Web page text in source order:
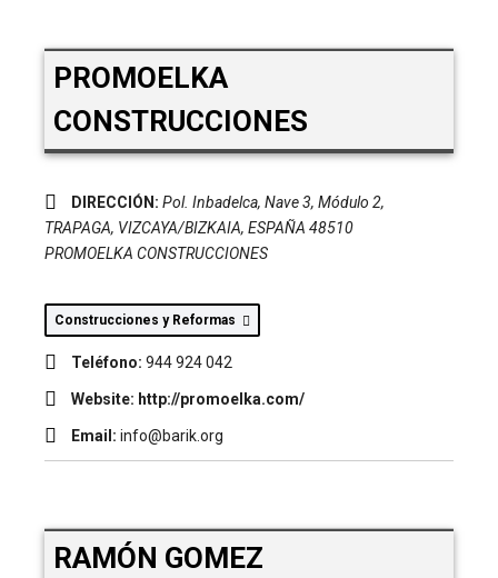
PROMOELKA
CONSTRUCCIONES
DIRECCIÓN: Pol. Inbadelca, Nave 3, Módulo 2,
TRAPAGA, VIZCAYA/BIZKAIA, ESPAÑA 48510
PROMOELKA CONSTRUCCIONES
Construcciones y Reformas
Teléfono: 944 924 042
Website: http://promoelka.com/
Email: info@barik.org
RAMÓN GOMEZ